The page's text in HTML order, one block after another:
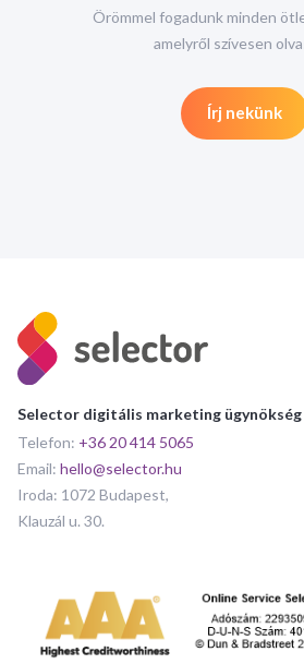
Örömmel fogadunk minden
amelyről szívesen
Írj nekünk
Selector digitális marketing ügynökség
Telefon: +36 20 414 5065
Email: hello@selector.hu
Iroda: 1072 Budapest,
Klauzál u. 30.